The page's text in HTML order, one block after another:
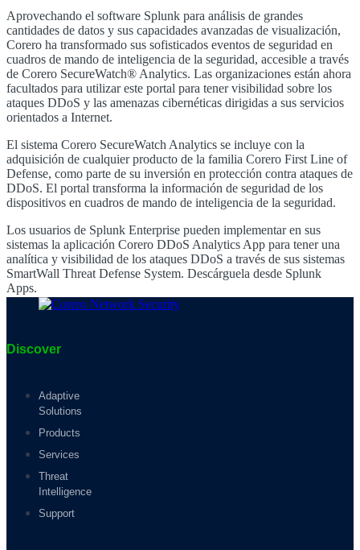
Aprovechando el software Splunk para análisis de grandes
cantidades de datos y sus capacidades avanzadas de visualización,
Corero ha transformado sus sofisticados eventos de seguridad en
cuadros de mando de inteligencia de la seguridad, accesible a través
de Corero SecureWatch® Analytics. Las organizaciones están ahora
facultados para utilizar este portal para tener visibilidad sobre los
ataques DDoS y las amenazas cibernéticas dirigidas a sus servicios
orientados a Internet.
El sistema Corero SecureWatch Analytics se incluye con la
adquisición de cualquier producto de la familia Corero First Line of
Defense, como parte de su inversión en protección contra ataques de
DDoS. El portal transforma la información de seguridad de los
dispositivos en cuadros de mando de inteligencia de la seguridad.
Los usuarios de Splunk Enterprise pueden implementar en sus
sistemas la aplicación Corero DDoS Analytics App para tener una
analítica y visibilidad de los ataques DDoS a través de sus sistemas
SmartWall Threat Defense System. Descárguela desde Splunk
Apps.
Discover
Adaptive
Solutions
Products
Services
Threat
Intelligence
Support